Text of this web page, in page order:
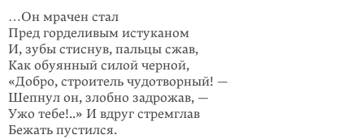
…Он мрачен стал
Пред горделивым истуканом
И, зубы стиснув, пальцы сжав,
Как обуянный силой черной,
«Добро, строитель чудотворный! —
Шепнул он, злобно задрожав, —
Ужо тебе!..» И вдруг стремглав
Бежать пустился.